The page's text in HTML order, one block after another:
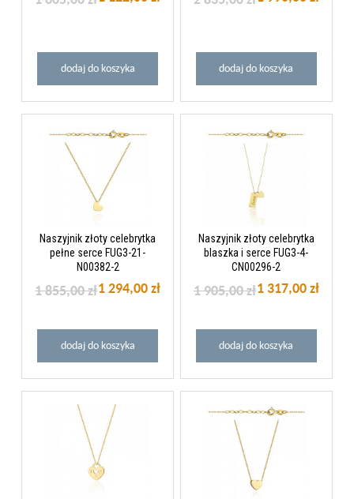
dodaj do koszyka dodaj do koszyka
Naszyjnik złoty celebrytka
pełne serce FUG3-21-
N00382-2
1 294,00 zł
1 855,00 zł
dodaj do koszyka
Naszyjnik złoty celebrytka
blaszka i serce FUG3-4-
CN00296-2
1 317,00 zł
1 905,00 zł
dodaj do koszyka